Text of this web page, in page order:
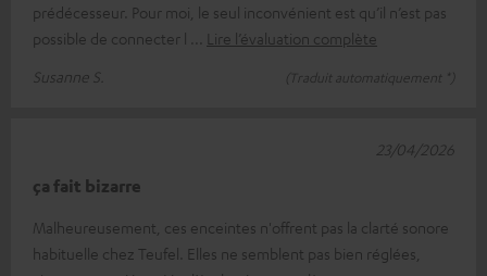
prédécesseur. Pour moi, le seul inconvénient est qu’il n’est pas
possible de connecter l
Lire l’évaluation complète
Susanne S.
(Traduit automatiquement *)
ça fait bizarre
Malheureusement, ces enceintes n'offrent pas la clarté sonore
habituelle chez Teufel. Elles ne semblent pas bien réglées,
23/04/2026